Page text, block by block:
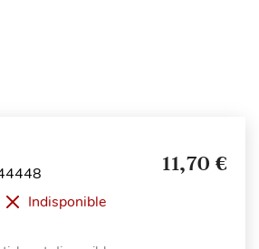
11,70 €
Indisponible